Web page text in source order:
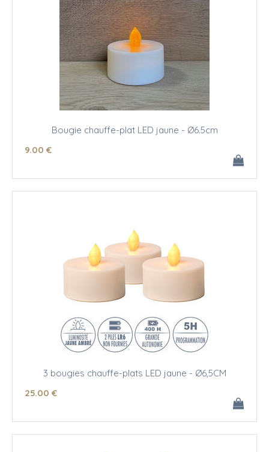
Bougie chauffe-plat LED jaune - Ø6.5cm
9.00 €
3 bougies chauffe-plats LED jaune - Ø6,5CM
25.00 €